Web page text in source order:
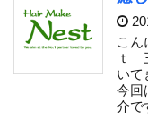
こ
ｔ
いて
今回
介で